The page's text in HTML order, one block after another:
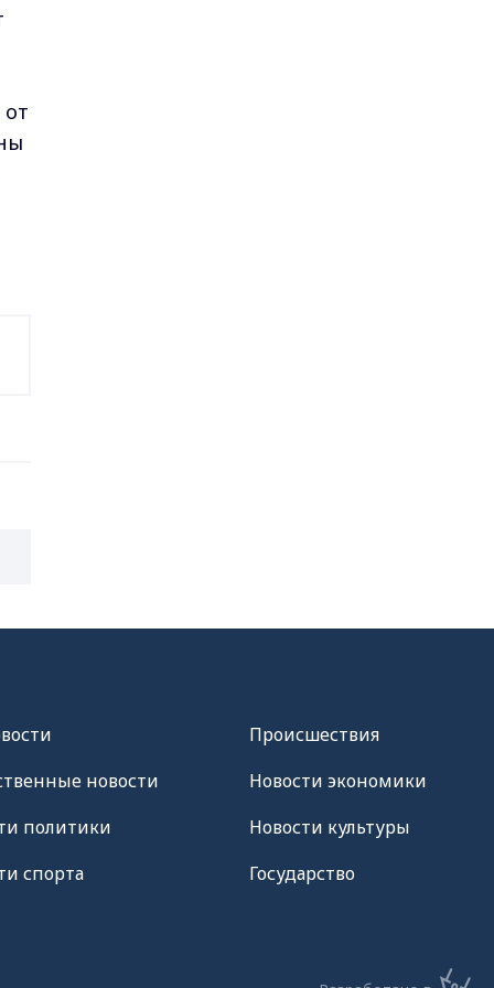
новости
политики
спорта
Происшествия
Новости экономики
Новости культуры
Государство